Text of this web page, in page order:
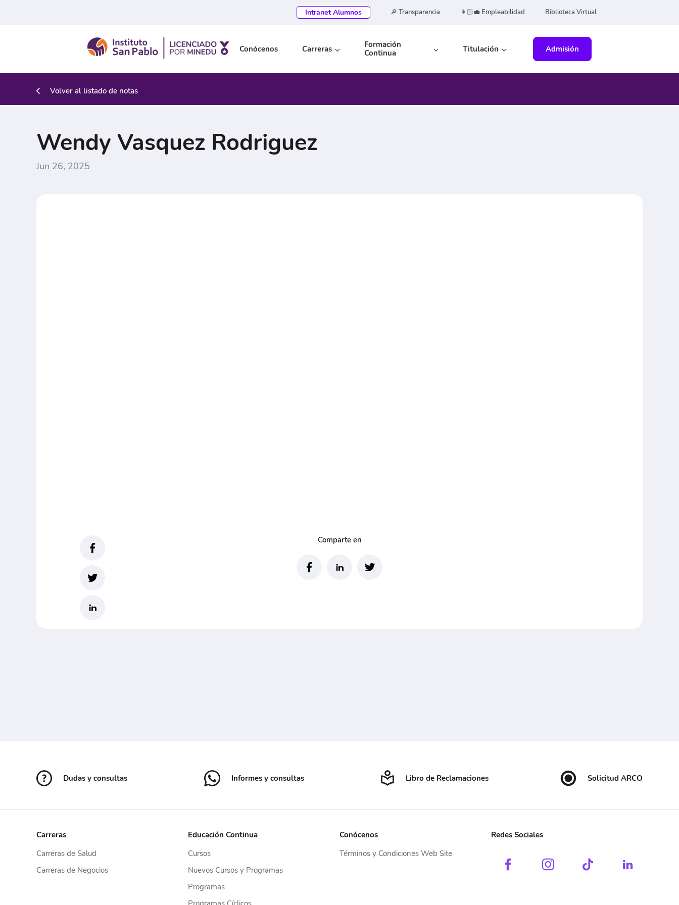
Intranet Alumnos 🔎 Transparencia 👩🏻‍💼 Empleabilidad Biblioteca Virtual
Conócenos Carreras
Formación
Continua
Titulación Admisión
Volver al listado de notas
Wendy Vasquez Rodriguez
Jun 26, 2025
Comparte en
Dudas y consultas Informes y consultas Libro de Reclamaciones Solicitud ARCO
Carreras
Carreras de Salud
Carreras de Negocios
Educación Continua
Cursos
Nuevos Cursos y Programas
Programas
Conócenos
Términos y Condiciones Web Site
Redes Sociales